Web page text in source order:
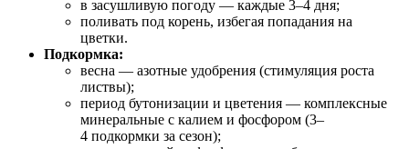
в засушливую погоду — каждые 3–4 дня;
поливать под корень, избегая попадания на
цветки.
Подкормка:
весна — азотные удобрения (стимуляция роста
листвы);
период бутонизации и цветения — комплексные
минеральные с калием и фосфором (3–
4 подкормки за сезон);